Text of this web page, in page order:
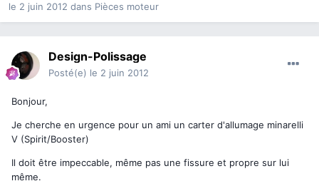
le 2 juin 2012 dans Pièces moteur
Design-Polissage
Posté(e) le 2 juin 2012
Bonjour,
Je cherche en urgence pour un ami un carter d'allumage minarelli
V (Spirit/Booster)
Il doit être impeccable, même pas une fissure et propre sur lui
même.